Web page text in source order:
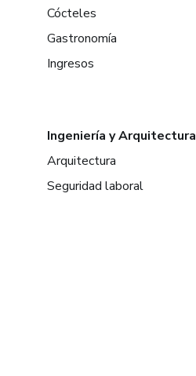
Cócteles
Gastronomía
Ingresos
Ingeniería y Arquitectura
Arquitectura
Seguridad laboral